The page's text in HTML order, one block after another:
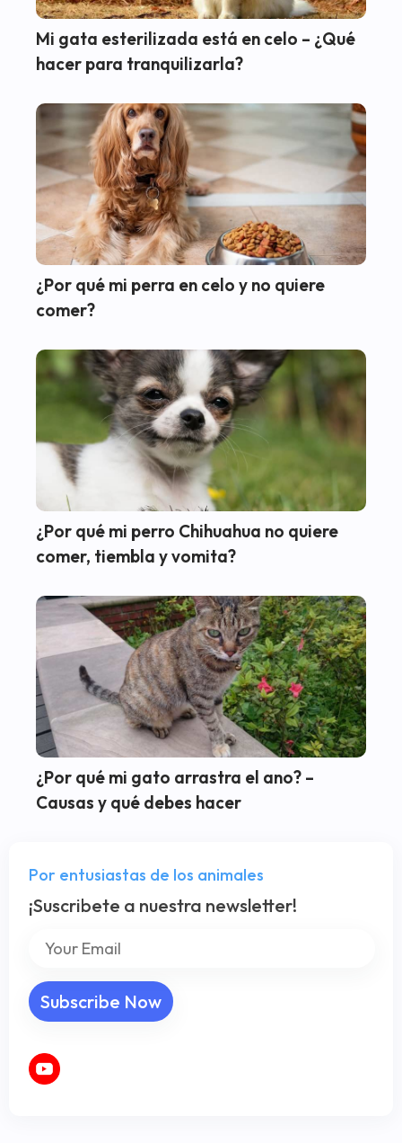
Mi gata esterilizada está en celo – ¿Qué
hacer para tranquilizarla?
¿Por qué mi perra en celo y no quiere
comer?
¿Por qué mi perro Chihuahua no quiere
comer, tiembla y vomita?
¿Por qué mi gato arrastra el ano? –
Causas y qué debes hacer
Por entusiastas de los animales
¡Suscribete a nuestra newsletter!